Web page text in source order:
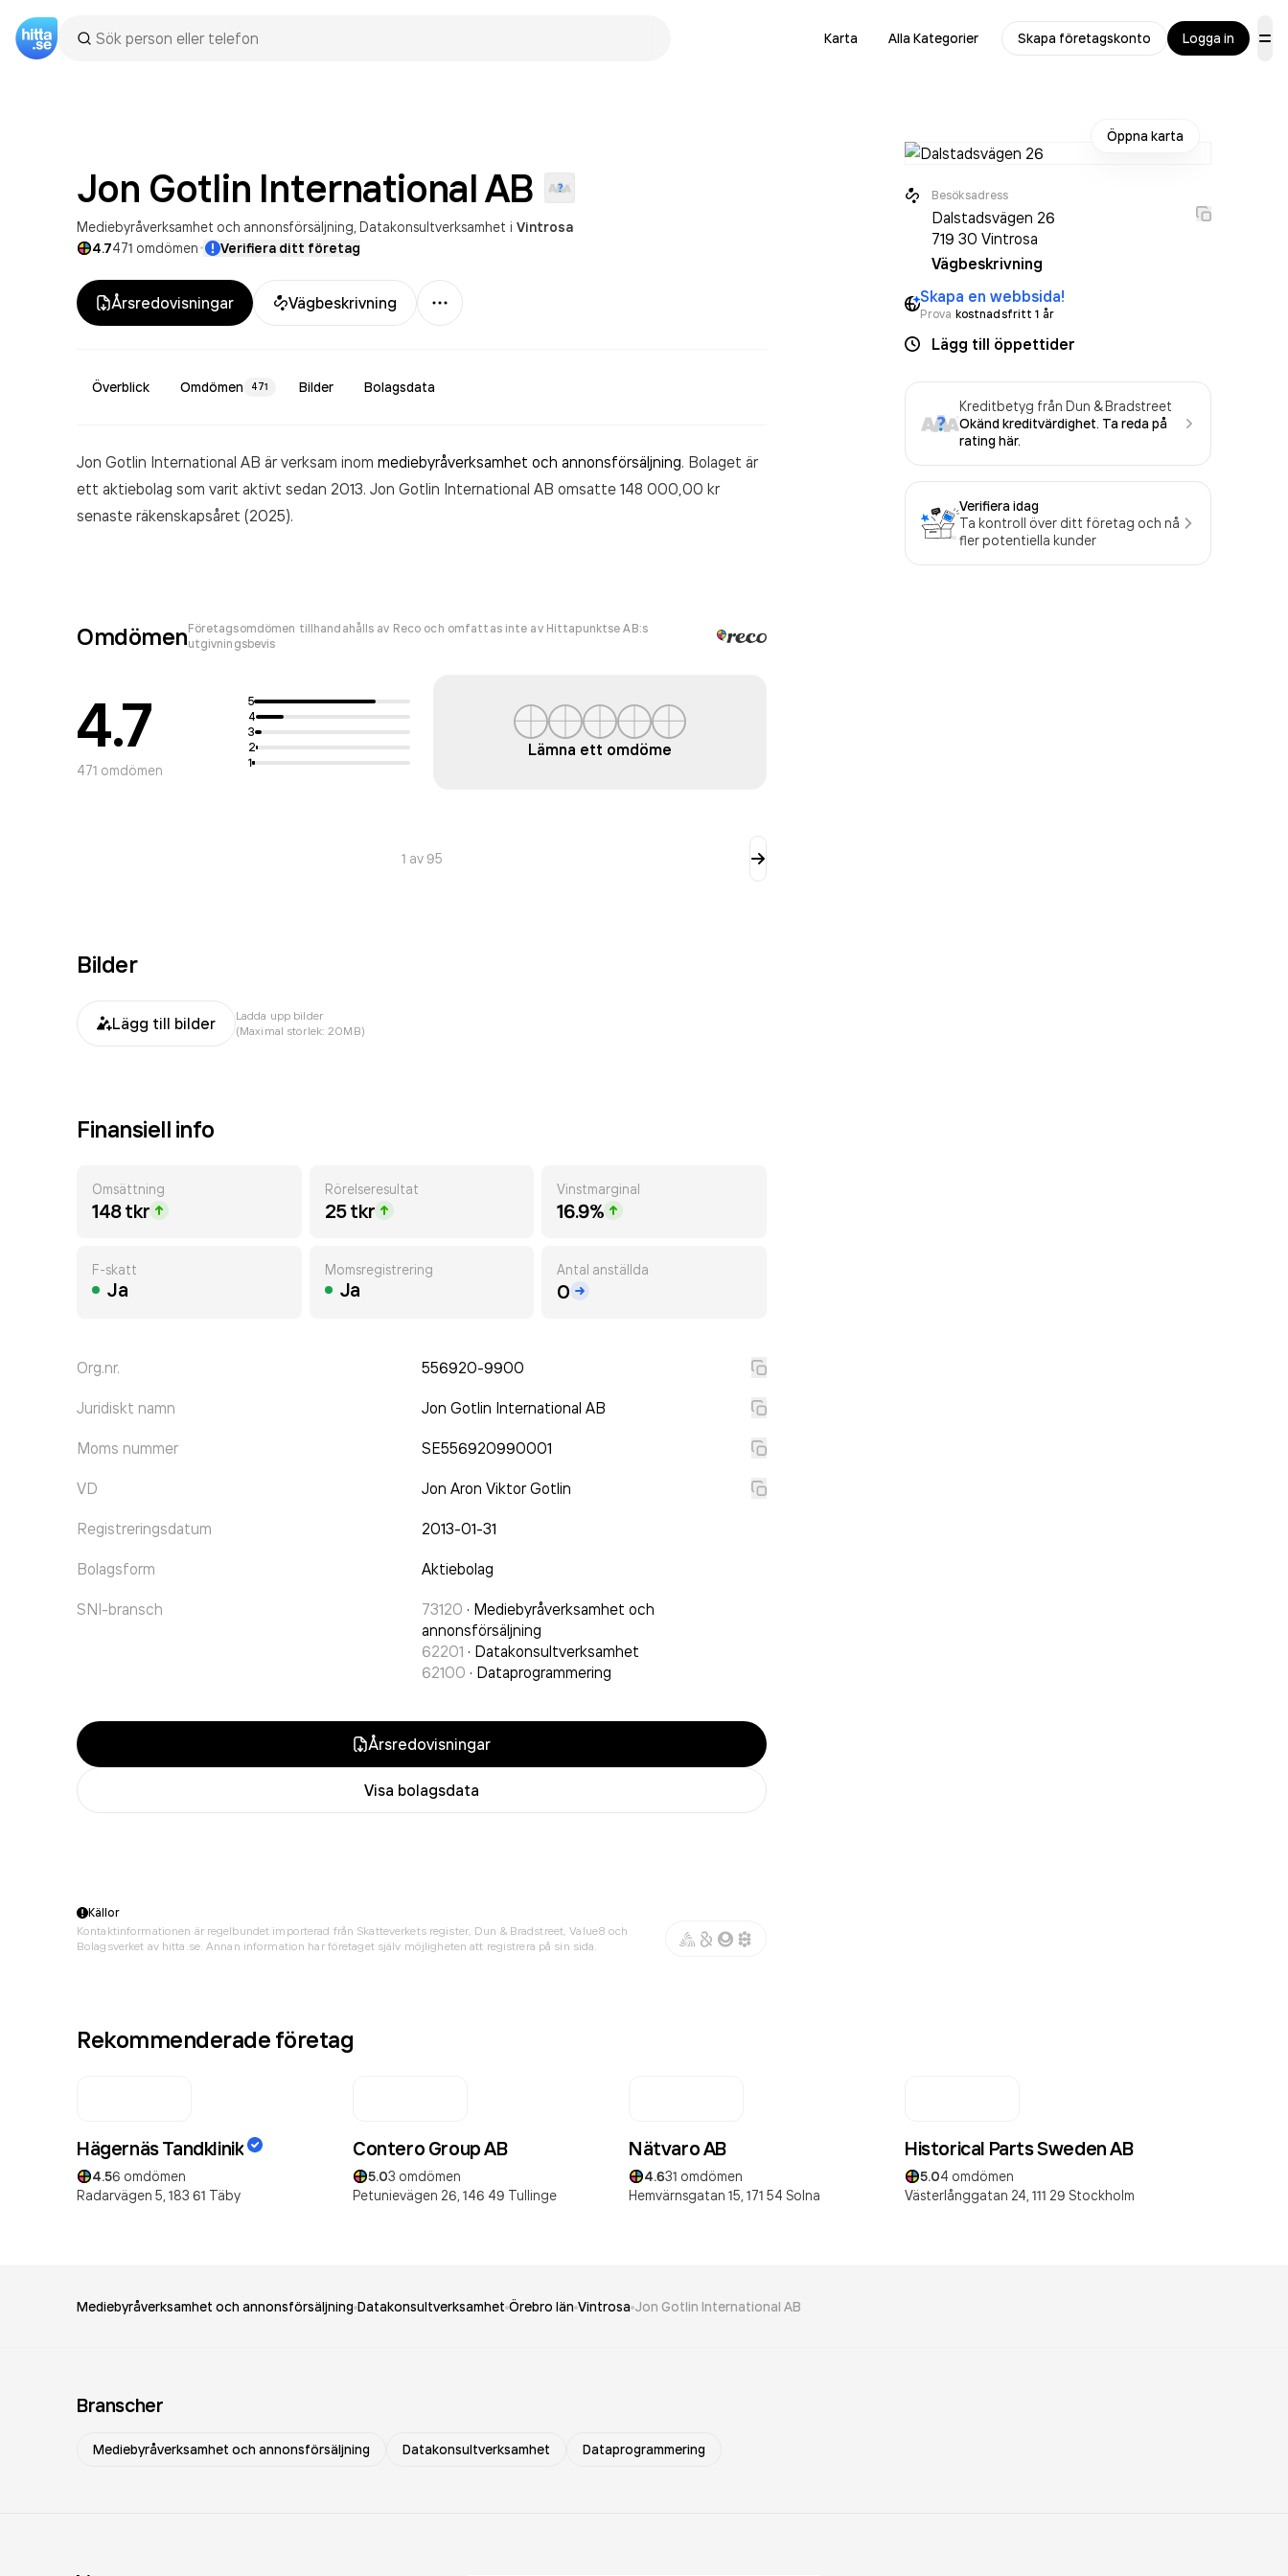
Karta Alla Kategorier Skapa företagskonto Logga in
Jon Gotlin InternationalAB
Mediebyråverksamhet och annonsförsäljning Datakonsultverksamhet i Vintrosa
4.7471 omdömen· Verifiera ditt företag
Årsredovisningar Vägbeskrivning
Mer
Överblick Omdömen 471 Bilder Bolagsdata
Jon Gotlin International AB är verksam inom mediebyråverksamhet och annonsförsäljning. Bolaget är
ett aktiebolag som varit aktivt sedan 2013. Jon Gotlin International AB omsatte 148 000,00 kr
senaste räkenskapsåret (2025).
OmdömenFöretagsomdömen tillhandahålls av Reco och omfattas inte av Hittapunktse AB:s
utgivningsbevis
4.7
471 omdömen
5
4
3
2
1
Lämna ett omdöme
1 av95
Bilder
Lägg till bilder
Ladda upp bilder
(Maximal storlek: 20MB)
Finansiell info
Omsättning
148 tkr
Rörelseresultat
25 tkr
Vinstmarginal
16.9%
F-skatt
Ja
Momsregistrering
Ja
Antal anställda
0
Org.nr. 556920-9900
Juridiskt namn Jon Gotlin International AB
Moms nummer SE556920990001
VD Jon Aron Viktor Gotlin
Registreringsdatum 2013-01-31
Bolagsform Aktiebolag
SNI-bransch 73120 · Mediebyråverksamhet och
annonsförsäljning
62201 · Datakonsultverksamhet
62100 · Dataprogrammering
Årsredovisningar
Visa bolagsdata
Öppna karta
Besöksadress
Dalstadsvägen 26
719 30 Vintrosa
Vägbeskrivning
Skapa en webbsida!
Prova kostnadsfritt 1 år
Lägg till öppettider
Kreditbetyg från Dun & Bradstreet
Okänd kreditvärdighet. Ta reda på
rating här.
Verifiera idag
Ta kontroll över ditt företag och nå
fler potentiella kunder
Källor
Kontaktinformationen är regelbundet importerad från Skatteverkets register, Dun & Bradstreet, Value8 och
Bolagsverket av hitta.se. Annan information har företaget själv möjligheten att registrera på sin sida.
Rekommenderade företag
Hägernäs Tandklinik
4.56 omdömen
Radarvägen 5, 183 61 Täby
Contero Group AB
5.03 omdömen
Petunievägen 26, 146 49 Tullinge
Nätvaro AB
4.631 omdömen
Hemvärnsgatan 15, 171 54 Solna
Historical Parts Sweden AB
5.04 omdömen
Västerlånggatan 24, 111 29 Stockholm
Mediebyråverksamhet och annonsförsäljning Datakonsultverksamhet Örebro län Vintrosa Jon Gotlin International AB
Branscher
Mediebyråverksamhet och annonsförsäljning Datakonsultverksamhet Dataprogrammering